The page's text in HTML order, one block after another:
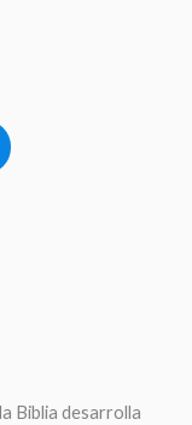
Biblia desarrolla